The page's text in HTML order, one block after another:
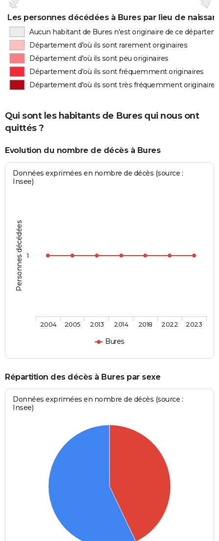
Les personnes décédées à Bures par lieu de
Aucun habitant de Bures n'est originaire de ce
Département d'où ils sont rarement originaires
Département d'où ils sont peu originaires
Département d'où ils sont fréquemment originaires
Département d'où ils sont très fréquemment originaires
Qui sont les habitants de Bures qui nous ont
quittés ?
Evolution du nombre de décès à Bures
Personnes décédées
Données exprimées en nombre de décès (source :
Insee)
Bures
2004 2005 2013 2014 2018 2022 2023
1
Répartition des décès à Bures par sexe
Données exprimées en nombre de décès (source :
Insee)